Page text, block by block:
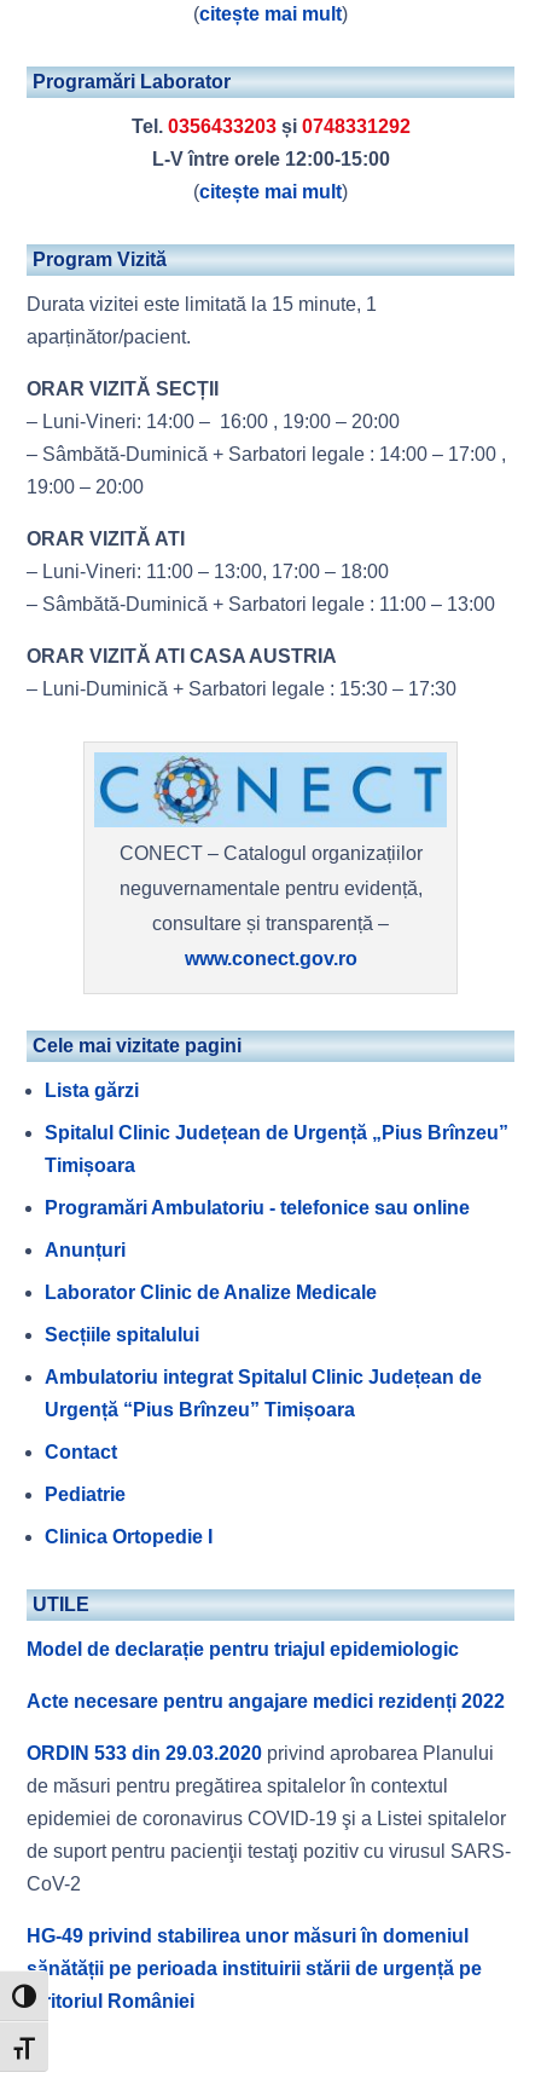
Toggle High Contrast
Toggle Font size
(citește mai mult)
Programări Laborator
Tel. 0356433203și 0748331292
L-V între orele 12:00-15:00
(citește mai mult)
Program Vizită
Durata vizitei este limitată la 15 minute, 1
aparținător/pacient.
ORAR VIZITĂ SECȚII
– Luni-Vineri: 14:00 – 16:00 , 19:00 – 20:00
– Sâmbătă-Duminică + Sarbatori legale : 14:00 – 17:00 ,
19:00 – 20:00
ORAR VIZITĂ ATI
– Luni-Vineri: 11:00 – 13:00, 17:00 – 18:00
– Sâmbătă-Duminică + Sarbatori legale : 11:00 – 13:00
ORAR VIZITĂ ATI CASA AUSTRIA
– Luni-Duminică + Sarbatori legale : 15:30 – 17:30
CONECT – Catalogul organizațiilor
neguvernamentale pentru evidență,
consultare și transparență –
www.conect.gov.ro
Cele mai vizitate pagini
Lista gărzi
Spitalul Clinic Județean de Urgență „Pius Brînzeu”
Timișoara
Programări Ambulatoriu - telefonice sau online
Anunțuri
Laborator Clinic de Analize Medicale
Secțiile spitalului
Ambulatoriu integrat Spitalul Clinic Județean de
Urgență “Pius Brînzeu” Timișoara
Contact
Pediatrie
Clinica Ortopedie I
UTILE
Model de declarație pentru triajul epidemiologic
Acte necesare pentru angajare medici rezidenți 2022
ORDIN 533 din 29.03.2020 privind aprobarea Planului
de măsuri pentru pregătirea spitalelor în contextul
epidemiei de coronavirus COVID-19 şi a Listei spitalelor
de suport pentru pacienţii testaţi pozitiv cu virusul SARS-
CoV-2
HG-49 privind stabilirea unor măsuri în domeniul
sănătății pe perioada instituirii stării de urgență pe
teritoriul României